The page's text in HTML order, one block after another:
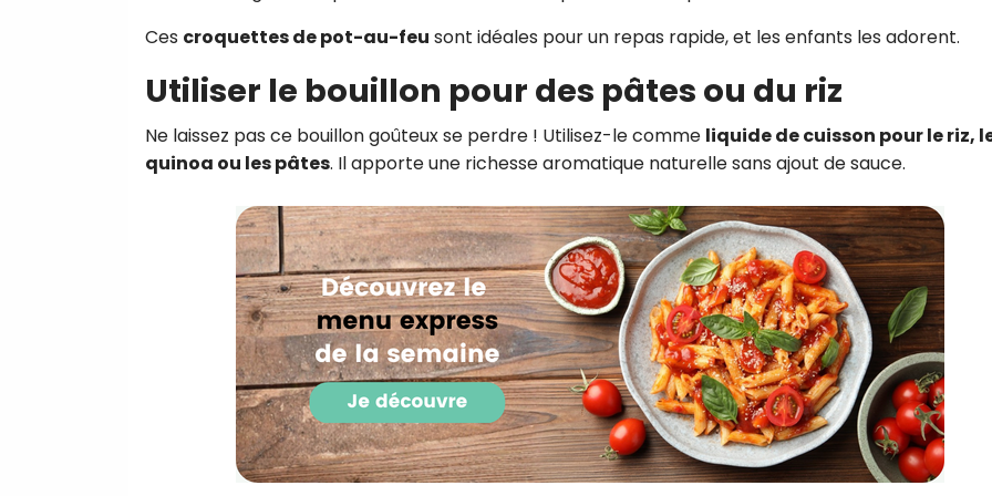
Ces croquettes de pot-au-feu sont idéales pour un repas rapide, et les enfants les adorent.
Utiliser le bouillon pour des pâtes ou du riz
Ne laissez pas ce bouillon goûteux se perdre ! Utilisez-le comme liquide de cuisson pour le riz,
quinoa ou les pâtes. Il apporte une richesse aromatique naturelle sans ajout de sauce.